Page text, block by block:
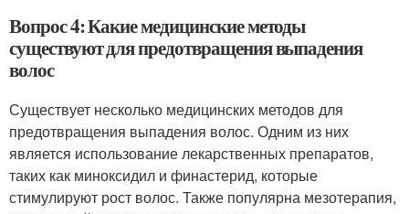
Вопрос 4: Какие медицинские методы
существуют для предотвращения выпадения
волос
Существует несколько медицинских методов для
предотвращения выпадения волос. Одним из них
является использование лекарственных препаратов,
таких как миноксидил и финастерид, которые
стимулируют рост волос. Также популярна мезотерапия,